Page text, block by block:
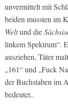
unvermittelt mit
beiden mussten im
Weltund die
linkem Spektrum“.
ausziehen, Täter
„161“ und „Fuck
der Buchstaben im
bedeutet..